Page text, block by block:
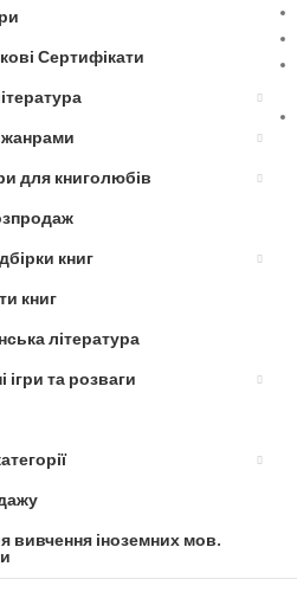
Сертифікати
жанрами
для книголюбів
книг
книг
література
ігри та розваги
вивчення іноземних мов.